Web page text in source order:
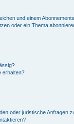
und einem
oder ein Thema
erhalten?
oder juristische Anfragen